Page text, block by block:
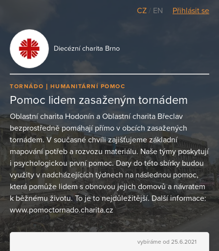
CZ / EN Přihlásit se
Diecézní charita Brno
TORNÁDO HUMANITÁRNÍ POMOC
Pomoc lidem zasaženým tornádem
Oblastní charita Hodonín a Oblastní charita Břeclav
bezprostředně pomáhají přímo v obcích zasažených
tornádem. V současné chvíli zajišťujeme základní
mapování potřeb a rozvozu materiálu. Naše týmy poskytují
i psychologickou první pomoc. Dary do této sbírky budou
využity v nadcházejících týdnech na následnou pomoc,
která pomůže lidem s obnovou jejich domovů a návratem
k běžnému životu. To je to nejdůležitější. Další informace:
www.pomoctornado.charita.cz
vybíráme od 25.6.2021